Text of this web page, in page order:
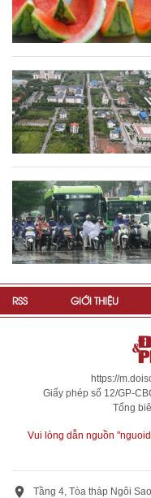
RSS GIỚI THIỆU
https://
Giấy phép số 12/GP-
Tổng
Vui lòng dẫn nguồn
Tầng 4, Tòa tháp Ngôi